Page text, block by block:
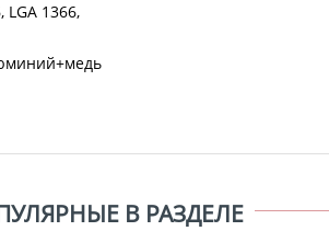
LGA 1366,
В РАЗДЕЛЕ